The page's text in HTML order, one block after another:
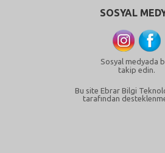
SOSYAL
Sosyal medyada
takip edin.
Bu site Ebrar Bilgi
tarafından